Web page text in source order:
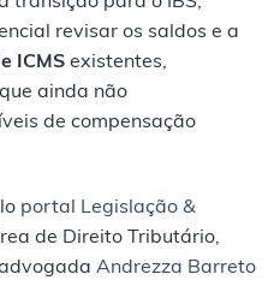
revisar os saldos e a
ICMS existentes,
ainda não
de compensação
portal Legislação &
de Direito Tributário,
Andrezza Barreto